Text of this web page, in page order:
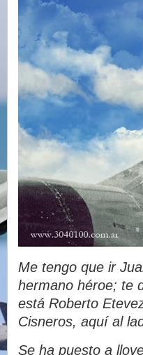
Me tengo que ir
hermano héroe; te
está Roberto
Cisneros, aquí al
Se ha puesto a